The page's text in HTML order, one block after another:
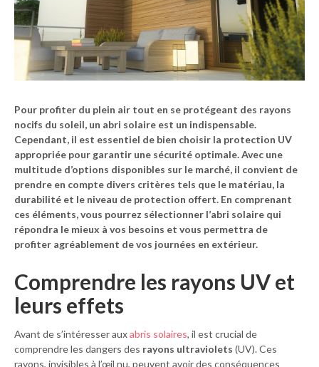
Pour profiter du plein air tout en se protégeant des rayons
nocifs du soleil, un abri solaire est un indispensable.
Cependant, il est essentiel de bien choisir la protection UV
appropriée pour garantir une sécurité optimale. Avec une
multitude d’options disponibles sur le marché, il convient de
prendre en compte divers critères tels que le matériau, la
durabilité et le niveau de protection offert. En comprenant
ces éléments, vous pourrez sélectionner l’abri solaire qui
répondra le mieux à vos besoins et vous permettra de
profiter agréablement de vos journées en extérieur.
Comprendre les rayons UV et
leurs effets
Avant de s’intéresser auxabris solaires, il est crucial de
comprendre les dangers des rayons ultraviolets (UV). Ces
rayons, invisibles à l’œil nu, peuvent avoir des conséquences